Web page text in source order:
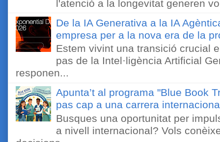
l'atenció a la longevitat generen
De la IA Generativa a la IA
empresa per a la nova era de la
Estem vivint una transició crucial
pas de la Intel·ligència Artificial
responen...
Apunta’t al programa "Blue Book
pas cap a una carrera
Busques una oportunitat per
a nivell internacional? Vols